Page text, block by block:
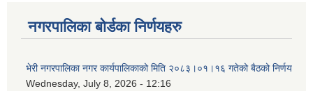
नगरपालिका बोर्डका निर्णयहरु
भेरी नगरपालिका नगर कार्यपालिकाको मिति २०८३।०१।१६ गतेको बैठको निर्णय
Wednesday, July 8, 2026 - 12:16